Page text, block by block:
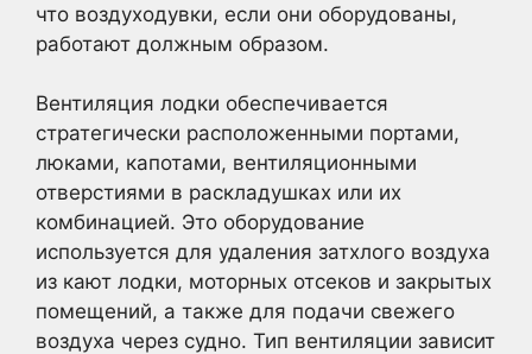
что воздуходувки, если они оборудованы,
работают должным образом.
Вентиляция лодки обеспечивается
стратегически расположенными портами,
люками, капотами, вентиляционными
отверстиями в раскладушках или их
комбинацией. Это оборудование
используется для удаления затхлого воздуха
из кают лодки, моторных отсеков и закрытых
помещений, а также для подачи свежего
воздуха через судно. Тип вентиляции зависит